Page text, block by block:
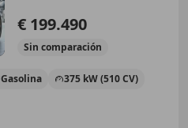
€ 199.490
Sin comparación
Gasolina 375 kW (510 CV)